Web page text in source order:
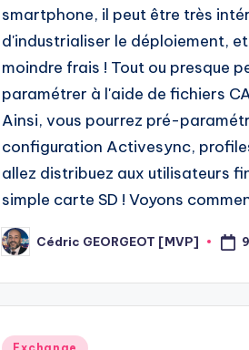
smartphone, il peut être très
d'industrialiser le déploiement,
moindre frais ! Tout ou presque
paramétrer à l'aide de fichiers
Ainsi, vous pourrez pré-
configuration Activesync,
allez distribuez aux utilisateurs
simple carte SD ! Voyons
Posted
by
Cédric GEORGEOT [MVP]
Posted